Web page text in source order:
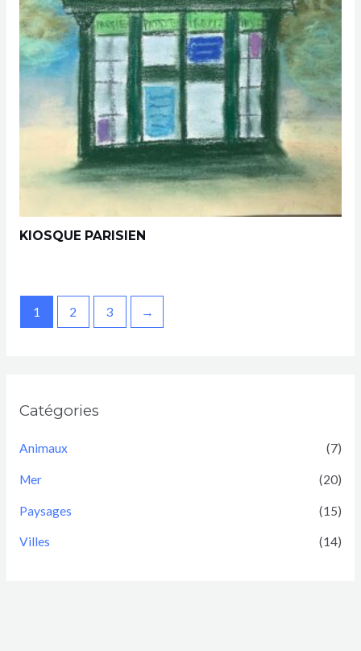
Catégories
Animaux (7)
Mer (20)
Paysages (15)
Villes (14)
KIOSQUE PARISIEN
1 2 3 →